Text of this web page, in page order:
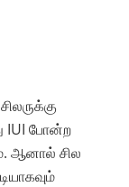
IUI போன்ற
ஆனால் சில